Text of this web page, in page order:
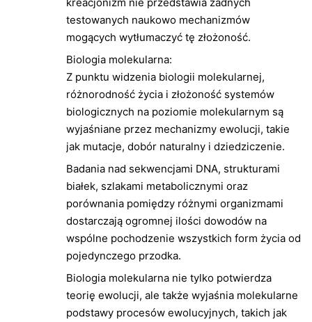
testowanych naukowo mechanizmów
mogących wytłumaczyć tę złożoność.
Biologia molekularna:
Z punktu widzenia biologii molekularnej,
różnorodność życia i złożoność systemów
biologicznych na poziomie molekularnym są
wyjaśniane przez mechanizmy ewolucji, takie
jak mutacje, dobór naturalny i dziedziczenie.
Badania nad sekwencjami DNA, strukturami
białek, szlakami metabolicznymi oraz
porównania pomiędzy różnymi organizmami
dostarczają ogromnej ilości dowodów na
wspólne pochodzenie wszystkich form życia od
pojedynczego przodka.
Biologia molekularna nie tylko potwierdza
teorię ewolucji, ale także wyjaśnia molekularne
podstawy procesów ewolucyjnych, takich jak